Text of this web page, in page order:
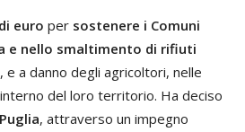
euro per sostenere i Comuni
e nello smaltimento di rifiuti
, e a danno degli agricoltori, nelle
del loro territorio. Ha deciso
, attraverso un impegno